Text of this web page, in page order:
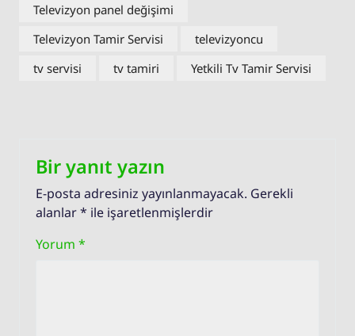
Televizyon panel değişimi
Televizyon Tamir Servisi
televizyoncu
tv servisi
tv tamiri Yetkili Tv Tamir Servisi
Bir yanıt yazın
E-posta adresiniz yayınlanmayacak. Gerekli
alanlar* ile işaretlenmişlerdir
Yorum *